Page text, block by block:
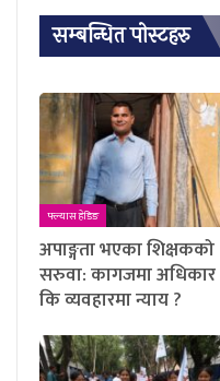
सम्बन्धित पाेस्टहरु
फ्ल्यास हेडिङ
अपाङ्गता भएका शिक्षकको
सरुवा: कागजमा अधिकार
कि व्यवहारमा न्याय ?